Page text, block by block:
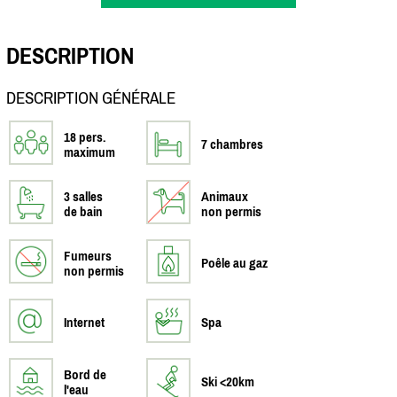
DESCRIPTION
DESCRIPTION GÉNÉRALE
18 pers.
maximum
7 chambres
3 salles
de bain
Animaux
non permis
Fumeurs
non permis
Poêle au gaz
Internet Spa
Bord de
l'eau
Ski <20km